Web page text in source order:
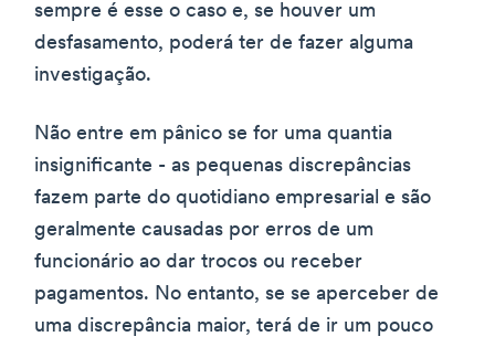
sempre é esse o caso e, se houver um
desfasamento, poderá ter de fazer alguma
investigação.
Não entre em pânico se for uma quantia
insignificante - as pequenas discrepâncias
fazem parte do quotidiano empresarial e são
geralmente causadas por erros de um
funcionário ao dar trocos ou receber
pagamentos. No entanto, se se aperceber de
uma discrepância maior, terá de ir um pouco